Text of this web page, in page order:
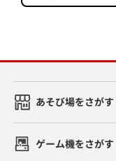
あそび場をさがす
ゲーム機をさがす